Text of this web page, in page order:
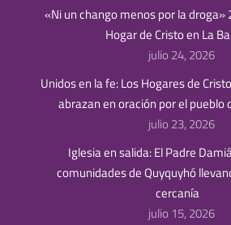
«Ni un chango menos por la droga»
Hogar de Cristo en La
julio 24, 2026
Unidos en la fe: Los Hogares de
abrazan en oración por el pueblo
julio 23, 2026
Iglesia en salida: El Padre
comunidades de Quyquyhó
cercanía
julio 15, 2026